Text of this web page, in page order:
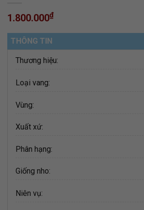
1.800.000₫
THÔNG TIN
Thương hiệu:
Loại vang:
Vùng:
Xuất xứ:
Phân hạng:
Giống nho:
Niên vụ: